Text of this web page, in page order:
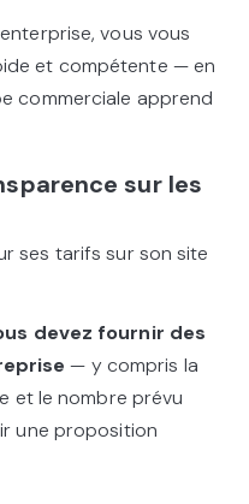
vous vous
et compétente — en
commerciale apprend
sur les
ses tarifs sur son site
devez fournir des
— y compris la
et le nombre prévu
une proposition